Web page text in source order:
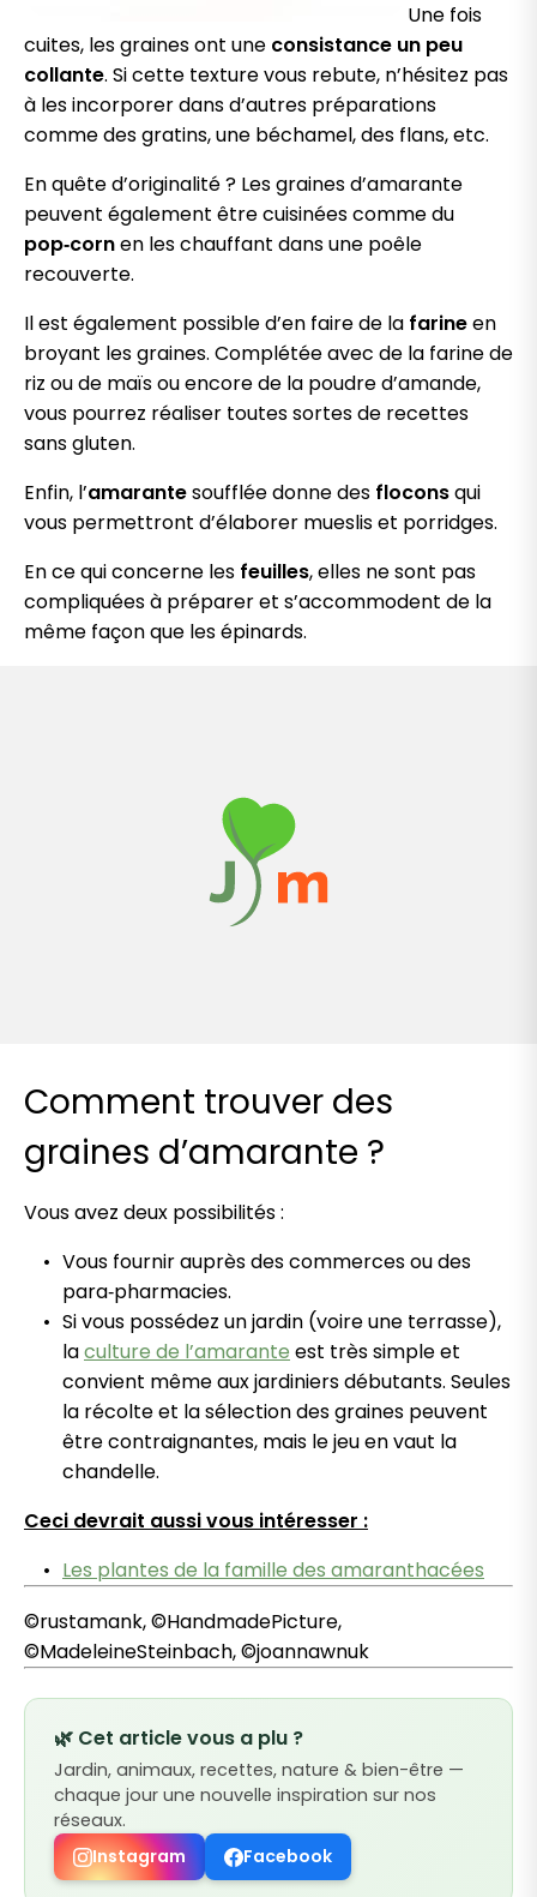
Une fois
cuites, les graines ont une consistance un peu
collante. Si cette texture vous rebute, n’hésitez pas
à les incorporer dans d’autres préparations
comme des gratins, une béchamel, des flans, etc.
En quête d’originalité ? Les graines d’amarante
peuvent également être cuisinées comme du
pop‑cornen les chauffant dans une poêle
recouverte.
Il est également possible d’en faire de la farineen
broyant les graines. Complétée avec de la farine de
riz ou de maïs ou encore de la poudre d’amande,
vous pourrez réaliser toutes sortes de recettes
sans gluten.
Enfin, l’amarantesoufflée donne des floconsqui
vous permettront d’élaborer mueslis et porridges.
En ce qui concerne les feuilles, elles ne sont pas
compliquées à préparer et s’accommodent de la
même façon que les épinards.
Comment trouver des
graines d’amarante ?
Vous avez deux possibilités :
Vous fournir auprès des commerces ou des
para‑pharmacies.
Si vous possédez un jardin (voire une terrasse),
laculture de l’amarante est très simple et
convient même aux jardiniers débutants. Seules
la récolte et la sélection des graines peuvent
être contraignantes, mais le jeu en vaut la
chandelle.
Ceci devrait aussi vous intéresser :
Les plantes de la famille des amaranthacées
©rustamank, ©HandmadePicture,
©MadeleineSteinbach, ©joannawnuk
🌿 Cet article vous a plu ?
Jardin, animaux, recettes, nature & bien-être —
chaque jour une nouvelle inspiration sur nos
réseaux.
Instagram
Facebook